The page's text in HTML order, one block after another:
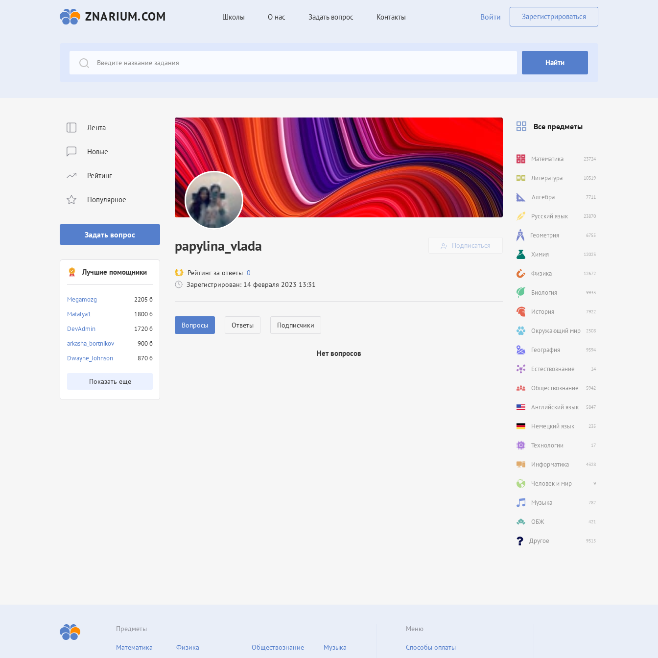
ZNARIUM.COM Школы О нас Задать вопрос Контакты Войти Зарегистрироваться
Найти
Лента
Новые
Рейтинг
Популярное
Задать вопрос
Лучшие помощники
Megamozg
2205 б
Matalya1
1800 б
DevAdmin
1720 б
arkasha_bortnikov
900 б
Dwayne_Johnson
870 б
Показать еще
papylina_vlada Подписаться
Рейтинг за ответы 0
Зарегистрирован: 14 февраля 2023 13:31
Вопросы Ответы Подписчики
Нет вопросов
Все предметы
Математика 23724
Литература 10319
Алгебра 7711
Русский язык 23870
Геометрия 6755
Химия 12023
Физика 12672
Биология 9933
История 7922
Окружающий мир 2508
География 9594
Естествознание 14
Обществознание 5942
Английский язык 5847
Немецкий язык 235
Технологии 17
Информатика 4328
Человек и мир 9
Музыка 782
ОБЖ 421
Другое 9515
Предметы
Математика
Физика
Обществознание
Музыка
Меню
Способы оплаты